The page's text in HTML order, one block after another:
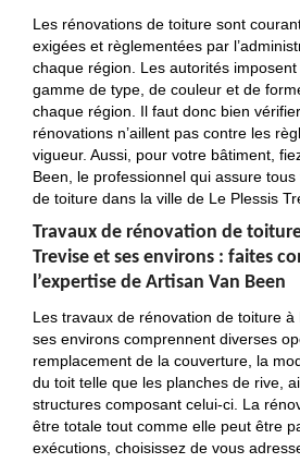
Les rénovations de toiture sont
exigées et règlementées par
chaque région. Les autorités
gamme de type, de couleur et de
chaque région. Il faut donc bien
rénovations n’aillent pas contre les
vigueur. Aussi, pour votre bâtiment,
Been, le professionnel qui assure
de toiture dans la ville de Le Plessis
Travaux de rénovation de toiture
Trevise et ses environs : faites
l’expertise de Artisan Van Been
Les travaux de rénovation de toiture à
ses environs comprennent diverses
remplacement de la couverture, la
du toit telle que les planches de rive,
structures composant celui-ci. La
être totale tout comme elle peut être
exécutions, choisissez de vous